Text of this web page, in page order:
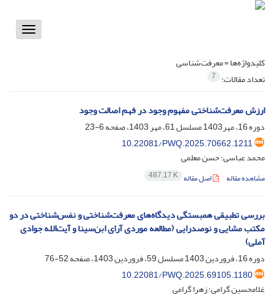
Toggle
کلیدواژه‌ها =معرفت‌شناسی
تعداد مقالات: 7
ارزش معرفت‌شناختی مفهوم وجود در فهم اصالت وجود
دوره 16، مهر1403 مسلسل 61، مهر 1403، صفحه
6-23
10.22081/PWQ.2025.70662.1211
محمد عباسی؛ حسن معلمی
مشاهده مقاله اصل مقاله 487.17 K
بررسی تطبیقی همبستگی دیدگاه‌های معرفت‌شناختی و نفس‌شناختی در دو
مکتب مشایی و نوصدرایی (مطالعه موردی آرای ابن‌سینا و آیت‌الله جوادی
آملی)
دوره 16، فروردین 1403 مسلسل 59، فروردین 1403، صفحه
52-76
10.22081/PWQ.2025.69105.1180
غلامحسین گرامی؛ زهرا گرامی